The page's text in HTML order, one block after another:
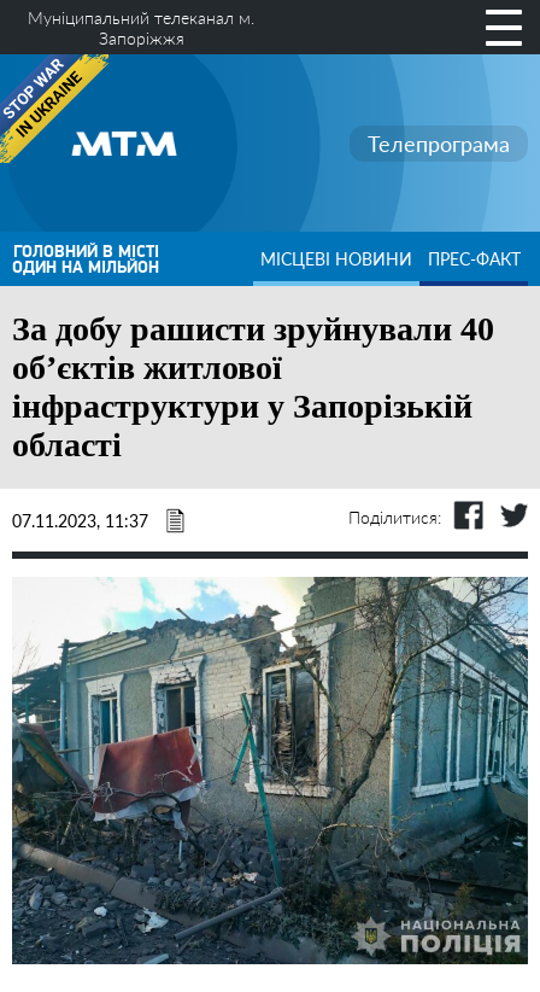
Муніципальний телеканал м.
Запоріжжя
Телепрограма
ГОЛОВНИЙ В МІСТІ
ОДИН НА МІЛЬЙОН МІСЦЕВІ НОВИНИ ПРЕС-ФАКТ
За добу рашисти зруйнували 40
об’єктів житлової
інфраструктури у Запорізькій
області
07.11.2023, 11:37 Поділитися: